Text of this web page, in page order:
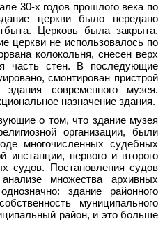
30-х годов прошлого века по
церкви было передано
Церковь была закрыта,
церкви не использовалось по
колокольня, снесен верх
часть стен. В последующие
смонтирован пристрой
современного музея.
назначение здания.
о том, что здание музея
организации, были
многочисленных судебных
инстанции, первого и второго
судов. Постановления судов
множества архивных
здание районного
муниципального
район, и это больше